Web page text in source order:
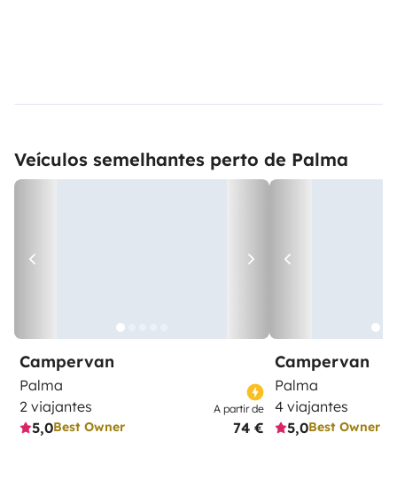
Veículos semelhantes perto de Palma
Campervan
Palma
2 viajantes
5,0Best Owner
A partir de
74 €
Campervan
Palma
4 viajantes
5,0Best Owner